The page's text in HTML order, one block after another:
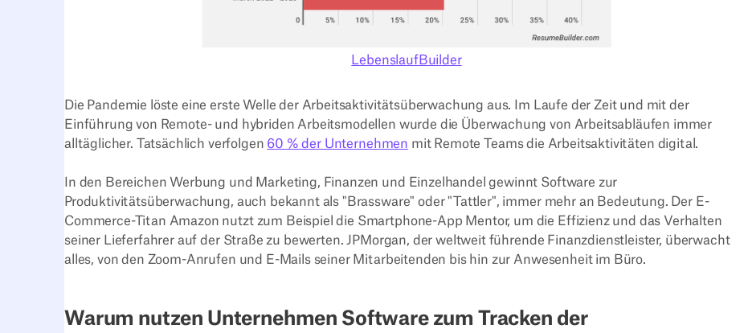
LebenslaufBuilder
Die Pandemie löste eine erste Welle der Arbeitsaktivitätsüberwachung aus. Im Laufe der Zeit und mit der
Einführung von Remote- und hybriden Arbeitsmodellen wurde die Überwachung von Arbeitsabläufen immer
alltäglicher. Tatsächlich verfolgen 60 % der Unternehmen mit Remote Teams die Arbeitsaktivitäten digital.
In den Bereichen Werbung und Marketing, Finanzen und Einzelhandel gewinnt Software zur
Produktivitätsüberwachung, auch bekannt als "Brassware" oder "Tattler", immer mehr an Bedeutung. Der E-
Commerce-Titan Amazon nutzt zum Beispiel die Smartphone-App Mentor, um die Effizienz und das Verhalten
seiner Lieferfahrer auf der Straße zu bewerten. JPMorgan, der weltweit führende Finanzdienstleister, überwacht
alles, von den Zoom-Anrufen und E-Mails seiner Mitarbeitenden bis hin zur Anwesenheit im Büro.
Warum nutzen Unternehmen Software zum Tracken der